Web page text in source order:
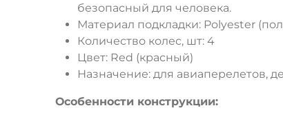
безопасный для человека.
Материал подкладки: Polyester
Количество колес, шт: 4
Цвет: Red (красный)
Назначение: для авиаперелетов,
Особенности конструкции: